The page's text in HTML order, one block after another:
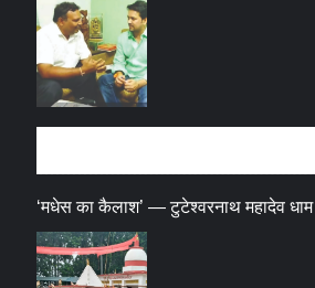
‘मधेस का कैलाश’ — टुटेश्वरनाथ महादेव धाम